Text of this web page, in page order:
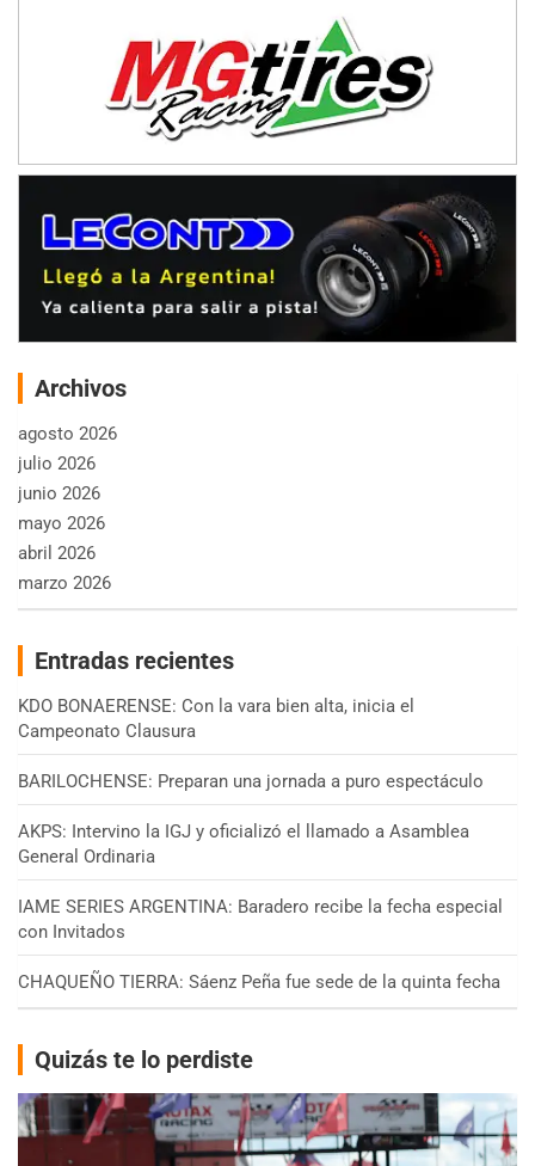
Archivos
agosto 2026
julio 2026
junio 2026
mayo 2026
abril 2026
marzo 2026
Entradas recientes
KDO BONAERENSE: Con la vara bien alta, inicia el
Campeonato Clausura
BARILOCHENSE: Preparan una jornada a puro espectáculo
AKPS: Intervino la IGJ y oficializó el llamado a Asamblea
General Ordinaria
IAME SERIES ARGENTINA: Baradero recibe la fecha especial
con Invitados
CHAQUEÑO TIERRA: Sáenz Peña fue sede de la quinta fecha
Quizás te lo perdiste